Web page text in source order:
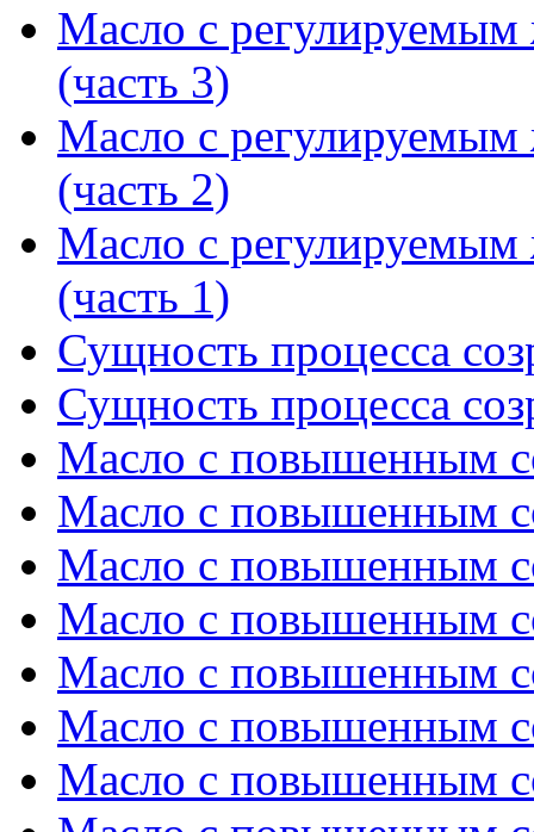
Масло с
(часть 3)
Масло с
(часть 2)
Масло с
(часть 1)
Сущность процесса
Сущность процесса
Масло с повышенным
Масло с повышенным
Масло с повышенным
Масло с повышенным
Масло с повышенным
Масло с повышенным
Масло с повышенным